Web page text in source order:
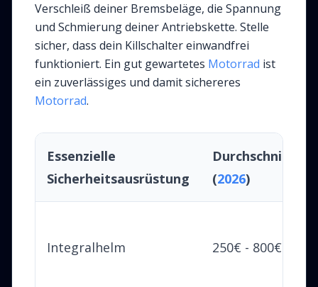
Verschleiß deiner Bremsbeläge, die Spannung
und Schmierung deiner Antriebskette. Stelle
sicher, dass dein Killschalter einwandfrei
funktioniert. Ein gut gewartetes Motorrad ist
ein zuverlässiges und damit sichereres
Motorrad.
Essenzielle
Sicherheitsausrüstung
(2026)
Integralhelm 250€ - 800€